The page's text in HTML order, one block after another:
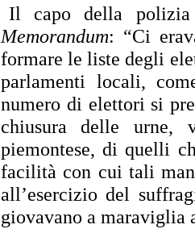
Il capo della
Memorandum: “Ci
formare le liste degli
parlamenti locali,
numero di elettori si
chiusura delle urne,
piemontese, di quelli
facilità con cui tali
all’esercizio del
giovavano a maraviglia